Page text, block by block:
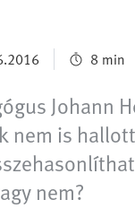
8 min
Johann
nem is
nem?